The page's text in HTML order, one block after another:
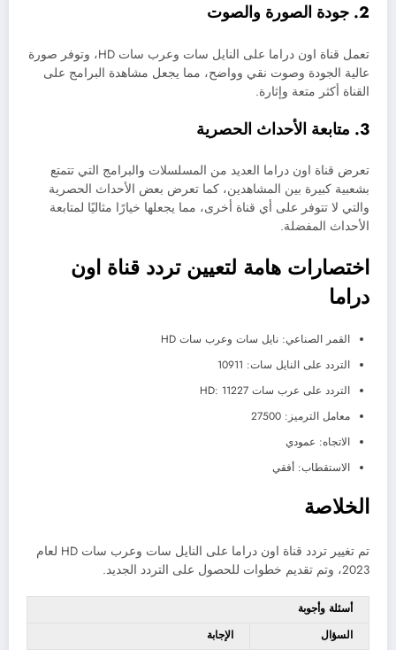
2. جودة الصورة والصوت
تعمل قناة اون دراما على النايل سات وعرب سات HD، وتوفر صورة
عالية الجودة وصوت نقي وواضح، مما يجعل مشاهدة البرامج على
القناة أكثر متعة وإثارة.
3. متابعة الأحداث الحصرية
تعرض قناة اون دراما العديد من المسلسلات والبرامج التي تتمتع
بشعبية كبيرة بين المشاهدين، كما تعرض بعض الأحداث الحصرية
والتي لا تتوفر على أي قناة أخرى، مما يجعلها خيارًا مثاليًا لمتابعة
الأحداث المفضلة.
اختصارات هامة لتعيين تردد قناة اون
دراما
القمر الصناعي: نايل سات وعرب سات HD
التردد على النايل سات: 10911
التردد على عرب سات HD: 11227
معامل الترميز: 27500
الاتجاه: عمودي
الاستقطاب: أفقي
الخلاصة
تم تغيير تردد قناة اون دراما على النايل سات وعرب سات HD لعام
2023، وتم تقديم خطوات للحصول على التردد الجديد.
أسئلة وأجوبة
السؤال
الإجابة